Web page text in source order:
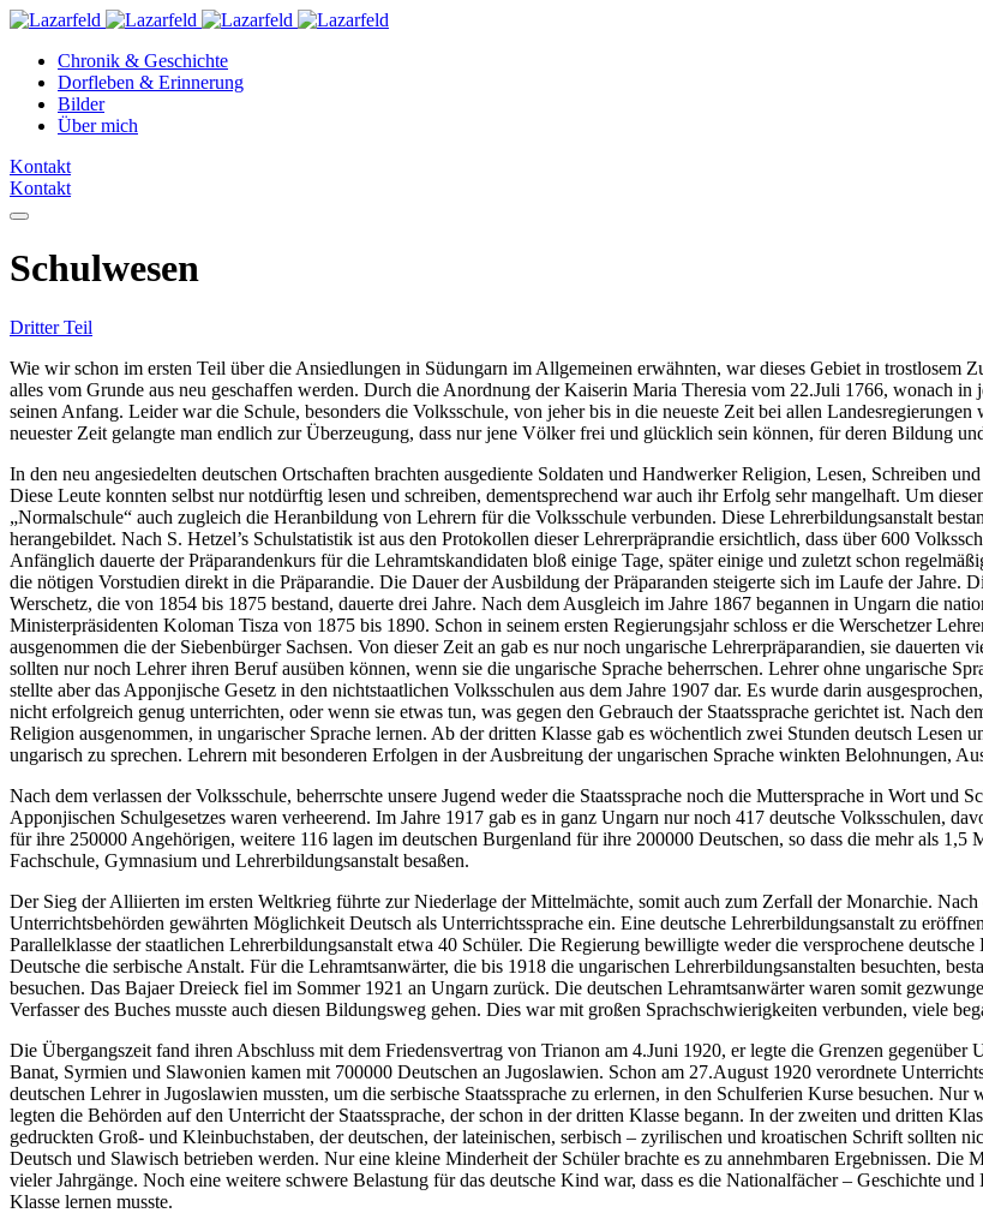
Chronik & Geschichte
Dorfleben & Erinnerung
Bilder
Über mich
Kontakt
Kontakt
Schulwesen
Dritter Teil
Wie wir schon im ersten Teil über die Ansiedlungen in Südungarn im Allgemeinen erwähnten, war dieses Gebiet in trostlosem
alles vom Grunde aus neu geschaffen werden. Durch die Anordnung der Kaiserin Maria Theresia vom 22.Juli 1766, wonach
seinen Anfang. Leider war die Schule, besonders die Volksschule, von jeher bis in die neueste Zeit bei allen
neuester Zeit gelangte man endlich zur Überzeugung, dass nur jene Völker frei und glücklich sein können, für deren Bildung
In den neu angesiedelten deutschen Ortschaften brachten ausgediente Soldaten und Handwerker Religion, Lesen, Schreiben
Diese Leute konnten selbst nur notdürftig lesen und schreiben, dementsprechend war auch ihr Erfolg sehr mangelhaft. Um
„Normalschule“ auch zugleich die Heranbildung von Lehrern für die Volksschule verbunden. Diese Lehrerbildungsanstalt
herangebildet. Nach S. Hetzel’s Schulstatistik ist aus den Protokollen dieser Lehrerpräprandie ersichtlich, dass über 600
Anfänglich dauerte der Präparandenkurs für die Lehramtskandidaten bloß einige Tage, später einige und zuletzt schon
die nötigen Vorstudien direkt in die Präparandie. Die Dauer der Ausbildung der Präparanden steigerte sich im Laufe der Jahre.
Werschetz, die von 1854 bis 1875 bestand, dauerte drei Jahre. Nach dem Ausgleich im Jahre 1867 begannen in Ungarn die
Ministerpräsidenten Koloman Tisza von 1875 bis 1890. Schon in seinem ersten Regierungsjahr schloss er die Werschetzer
ausgenommen die der Siebenbürger Sachsen. Von dieser Zeit an gab es nur noch ungarische Lehrerpräparandien, sie
sollten nur noch Lehrer ihren Beruf ausüben können, wenn sie die ungarische Sprache beherrschen. Lehrer ohne ungarische
stellte aber das Apponjische Gesetz in den nichtstaatlichen Volksschulen aus dem Jahre 1907 dar. Es wurde darin
nicht erfolgreich genug unterrichten, oder wenn sie etwas tun, was gegen den Gebrauch der Staatssprache gerichtet ist. Nach
Religion ausgenommen, in ungarischer Sprache lernen. Ab der dritten Klasse gab es wöchentlich zwei Stunden deutsch Lesen
ungarisch zu sprechen. Lehrern mit besonderen Erfolgen in der Ausbreitung der ungarischen Sprache winkten Belohnungen,
Nach dem verlassen der Volksschule, beherrschte unsere Jugend weder die Staatssprache noch die Muttersprache in Wort
Apponjischen Schulgesetzes waren verheerend. Im Jahre 1917 gab es in ganz Ungarn nur noch 417 deutsche Volksschulen,
für ihre 250000 Angehörigen, weitere 116 lagen im deutschen Burgenland für ihre 200000 Deutschen, so dass die mehr als
Fachschule, Gymnasium und Lehrerbildungsanstalt besaßen.
Der Sieg der Alliierten im ersten Weltkrieg führte zur Niederlage der Mittelmächte, somit auch zum Zerfall der Monarchie.
Unterrichtsbehörden gewährten Möglichkeit Deutsch als Unterrichtssprache ein. Eine deutsche Lehrerbildungsanstalt zu
Parallelklasse der staatlichen Lehrerbildungsanstalt etwa 40 Schüler. Die Regierung bewilligte weder die versprochene
Deutsche die serbische Anstalt. Für die Lehramtsanwärter, die bis 1918 die ungarischen Lehrerbildungsanstalten besuchten,
besuchen. Das Bajaer Dreieck fiel im Sommer 1921 an Ungarn zurück. Die deutschen Lehramtsanwärter waren somit
Verfasser des Buches musste auch diesen Bildungsweg gehen. Dies war mit großen Sprachschwierigkeiten verbunden, viele
Die Übergangszeit fand ihren Abschluss mit dem Friedensvertrag von Trianon am 4.Juni 1920, er legte die Grenzen
Banat, Syrmien und Slawonien kamen mit 700000 Deutschen an Jugoslawien. Schon am 27.August 1920 verordnete
deutschen Lehrer in Jugoslawien mussten, um die serbische Staatssprache zu erlernen, in den Schulferien Kurse besuchen.
legten die Behörden auf den Unterricht der Staatssprache, der schon in der dritten Klasse begann. In der zweiten und dritten
gedruckten Groß- und Kleinbuchstaben, der deutschen, der lateinischen, serbisch – zyrilischen und kroatischen Schrift sollten
Deutsch und Slawisch betrieben werden. Nur eine kleine Minderheit der Schüler brachte es zu annehmbaren Ergebnissen. Die
vieler Jahrgänge. Noch eine weitere schwere Belastung für das deutsche Kind war, dass es die Nationalfächer – Geschichte
Klasse lernen musste.